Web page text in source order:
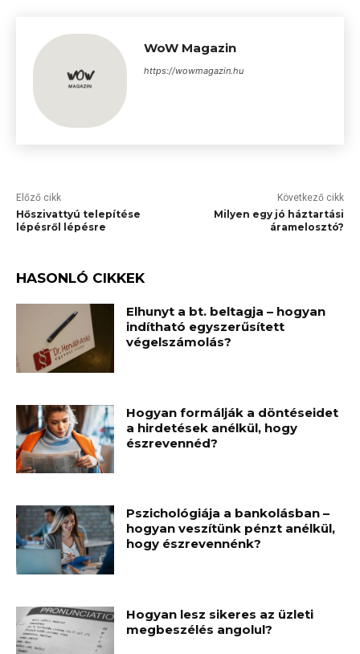
WoW Magazin
https://wowmagazin.hu
Előző cikk
Hőszivattyú telepítése
lépésről lépésre
Következő cikk
Milyen egy jó háztartási
áramelosztó?
HASONLÓ CIKKEK
Elhunyt a bt. beltagja – hogyan
indítható egyszerűsített
végelszámolás?
Hogyan formálják a döntéseidet
a hirdetések anélkül, hogy
észrevennéd?
Pszichológiája a bankolásban –
hogyan veszítünk pénzt anélkül,
hogy észrevennénk?
Hogyan lesz sikeres az üzleti
megbeszélés angolul?